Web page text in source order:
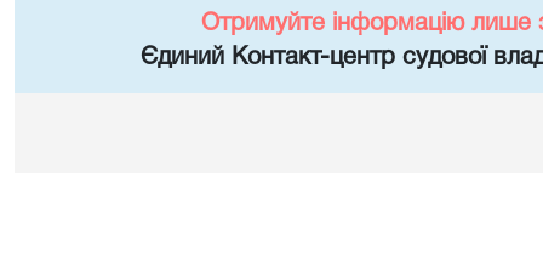
Отримуйте інформацію лише
Єдиний Контакт-центр судової